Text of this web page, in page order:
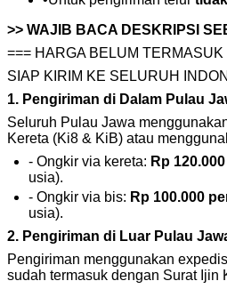
>> WAJIB BACA DESKRIPSI
=== HARGA BELUM TERMASUK
SIAP KIRIM KE SELURUH
1. Pengiriman di Dalam Pulau
Seluruh Pulau Jawa
Kereta (Ki8 & KiB) atau
- Ongkir via kereta: Rp
usia).
- Ongkir via bis: Rp 100.000
usia).
2. Pengiriman di Luar Pulau
Pengiriman menggunakan
sudah termasuk dengan Surat Ijin